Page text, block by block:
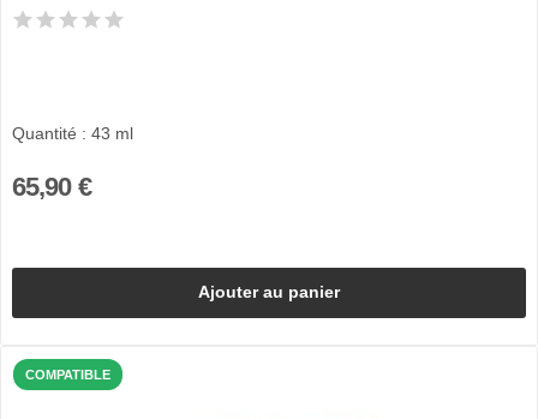
Quantité : 43 ml
65,90 €
Ajouter au panier
COMPATIBLE